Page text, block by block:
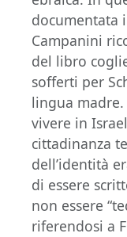
documentata
Campanini
del libro
sofferti per
lingua
vivere in
cittadinanza
dell’identità
di essere
non essere
riferendosi a